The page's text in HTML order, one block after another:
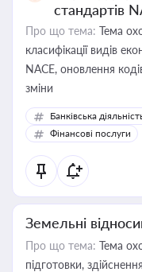
стандартів
Про що тема: Тема
класифікації видів
NACE, оновлення
зміни
Банківська
Фінансові послуги
Земельні
Про що тема: Тема
підготовки,